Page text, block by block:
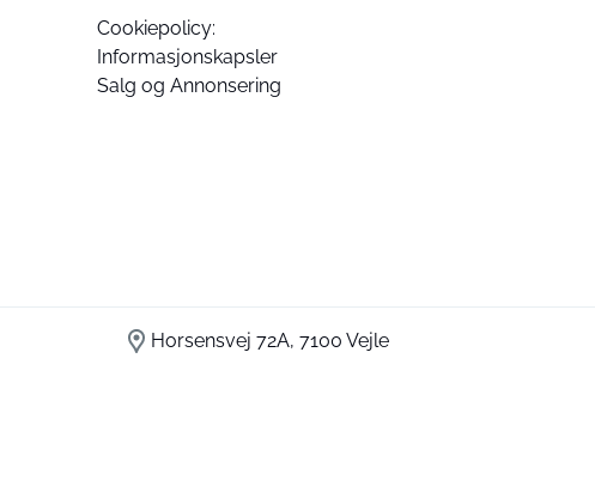
Cookiepolicy:
Informasjonskapsler
Salg og Annonsering
Horsensvej 72A, 7100 Vejle